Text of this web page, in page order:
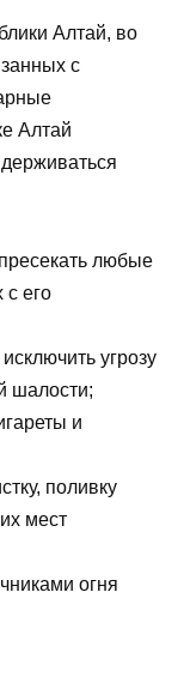
Алтай, во
с
Алтай
любые
с его
угрозу
шалости;
и
поливку
мест
огня